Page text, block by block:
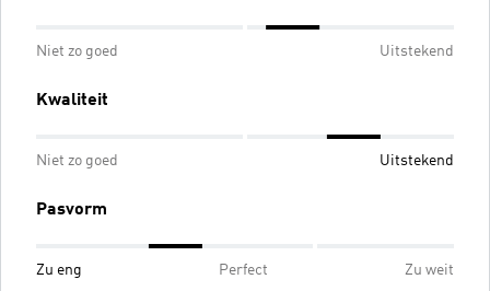
Niet zo goed Uitstekend
Kwaliteit
Niet zo goed Uitstekend
Pasvorm
Zu eng Perfect Zu weit